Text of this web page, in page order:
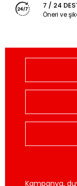
7 / 24
Öneri ve
Kampanya,